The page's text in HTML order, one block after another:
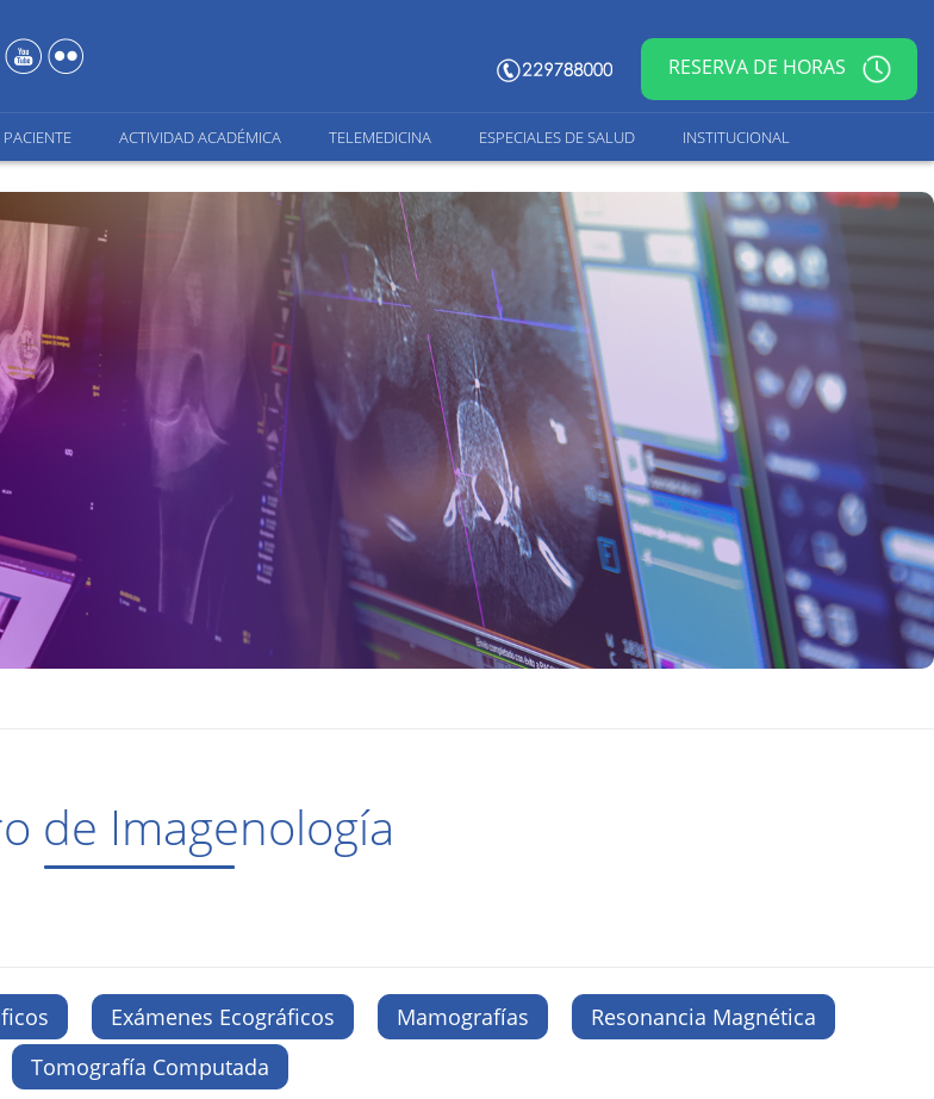
RESERVA DE HORAS
ACTIVIDAD ACADÉMICA TELEMEDICINA ESPECIALES DE SALUD INSTITUCIONAL
de Imagenología
Exámenes Ecográficos Mamografías
Resonancia Magnética
Tomografía Computada